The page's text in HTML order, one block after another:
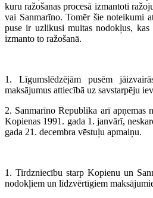
kuru ražošanas procesā izmantoti
vai Sanmarīno. Tomēr šie noteikumi
puse ir uzlikusi muitas nodokļus,
izmanto to ražošanā.
1. Līgumslēdzējām pusēm
maksājumus attiecībā uz savstarpēju
2. Sanmarīno Republika arī
Kopienas 1991. gada 1. janvārī,
gada 21. decembra vēstuļu apmaiņu.
1. Tirdzniecību starp Kopienu un
nodokļiem un līdzvērtīgiem